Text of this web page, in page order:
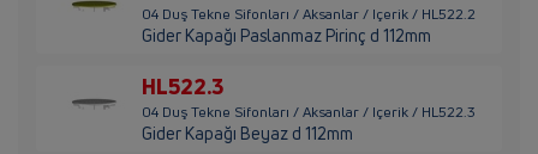
04 Duş Tekne Sifonları / Aksanlar / Içerik / HL522.2
Gider Kapağı Paslanmaz Pirinç d 112mm
HL522.3
04 Duş Tekne Sifonları / Aksanlar / Içerik / HL522.3
Gider Kapağı Beyaz d 112mm